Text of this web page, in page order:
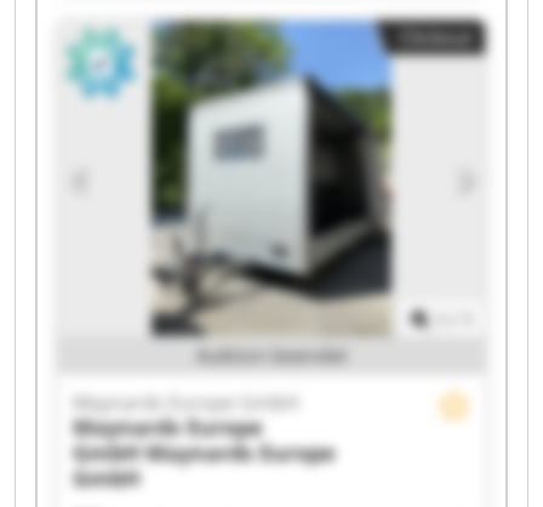
GmbH Maynards Europe GmbH Maynards
Europe GmbH Maynards Europe GmbH
Maynards Europe GmbH Maynards Europe
GmbH Maynards Europe GmbH Maynards
Europe GmbH Maynards Europe GmbH
Maynards Europe GmbH Maynards Europe
GmbH Maynards Europe GmbH Maynards
Europe GmbH Maynards Europe GmbH
Auktion beendet
Maynards Europe GmbH
Maynards Europe
GmbHMaynards Europe
GmbH